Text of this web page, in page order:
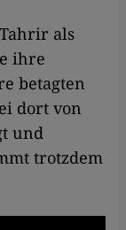
als
ihre
betagten
dort von
und
trotzdem